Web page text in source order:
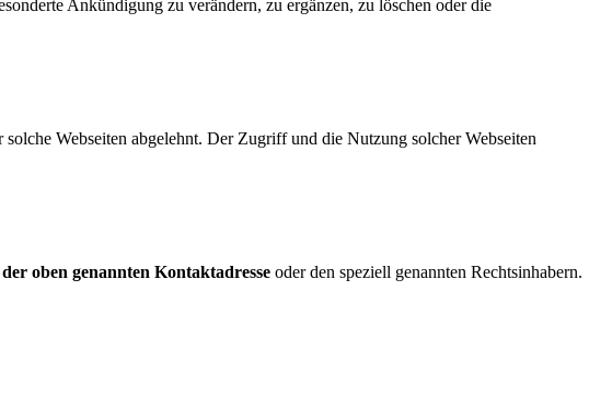
Ankündigung zu verändern, zu ergänzen, zu löschen oder die
Webseiten abgelehnt. Der Zugriff und die Nutzung solcher Webseiten
der oben genannten Kontaktadresse oder den speziell genannten Rechtsinhabern.